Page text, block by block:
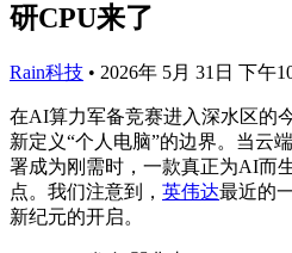
研CPU来了
Rain科技 • 2026年 5月 31日 下午
在AI算力军备竞赛进入深水区的
新定义“个人电脑”的边界。当云
署成为刚需时，一款真正为AI而
点。我们注意到， 英伟达最近的
新纪元的开启。